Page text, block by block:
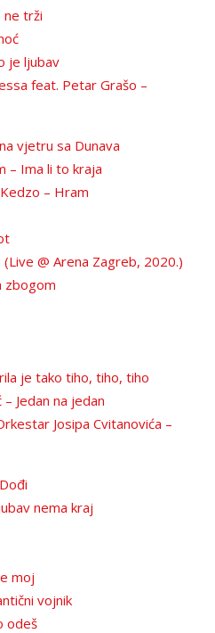
ne trži
je ljubav
feat. Petar Grašo –
vjetru sa Dunava
– Ima li to kraja
– Hram
@ Arena Zagreb, 2020.)
zbogom
je tako tiho, tiho, tiho
– Jedan na jedan
Josipa Cvitanovića –
nema kraj
moj
vojnik
odeš